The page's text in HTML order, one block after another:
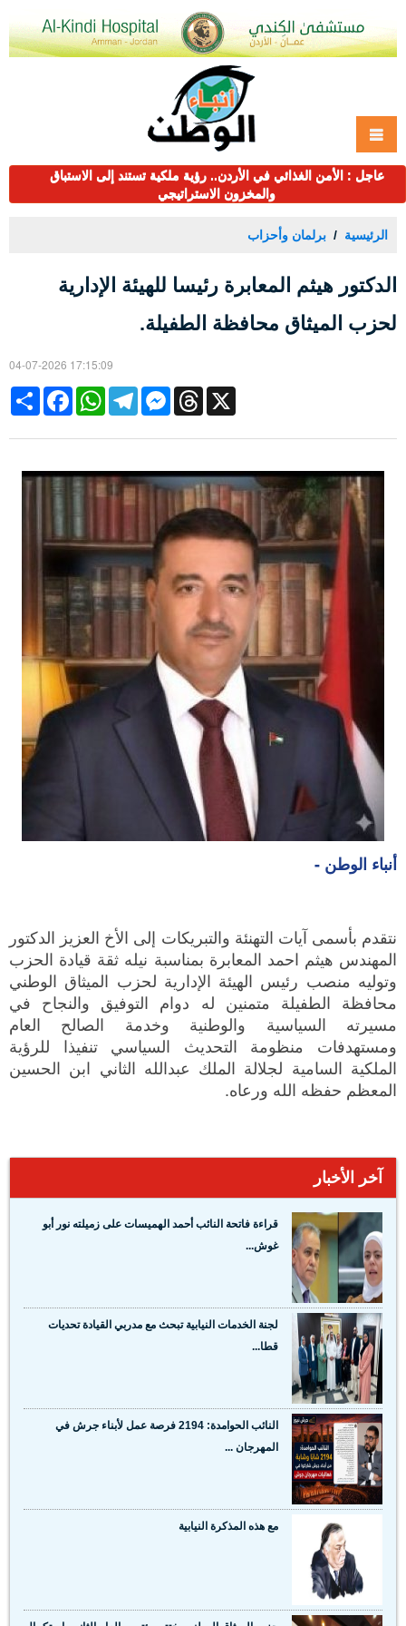
عاجل : الأمن الغذائي في الأردن.. رؤية ملكية تستند إلى الاستباق
والمخزون الاستراتيجي
الرئيسية برلمان وأحزاب
الدكتور هيثم المعابرة رئيسا للهيئة الإدارية
لحزب الميثاق محافظة الطفيلة.
04-07-2026 17:15:09
Share
FacebookWhatsAppTelegramMessengerThreads X
أنباء الوطن -
نتقدم بأسمى آيات التهنئة والتبريكات إلى الأخ العزيز الدكتور
المهندس هيثم احمد المعابرة بمناسبة نيله ثقة قيادة الحزب
وتوليه منصب رئيس الهيئة الإدارية لحزب الميثاق الوطني
محافظة الطفيلة متمنين له دوام التوفيق والنجاح في
مسيرته السياسية والوطنية وخدمة الصالح العام
ومستهدفات منظومة التحديث السياسي تنفيذا للرؤية
الملكية السامية لجلالة الملك عبدالله الثاني ابن الحسين
المعظم حفظه الله ورعاه.
آخر الأخبار
قراءة فاتحة النائب أحمد الهميسات على زميلته نور أبو
غوش...
لجنة الخدمات النيابية تبحث مع مدربي القيادة تحديات
قطا...
النائب الحوامدة: 2194 فرصة عمل لأبناء جرش في
المهرجان ...
مع هذه المذكرة النيابية